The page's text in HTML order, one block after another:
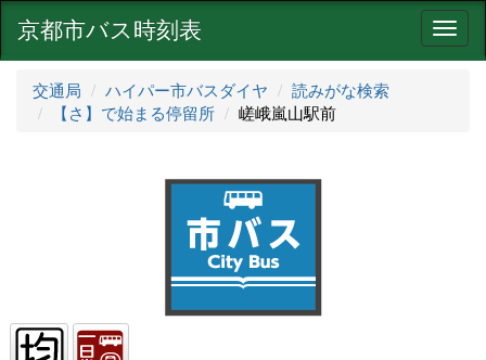
ナ
ビ
京都市バス時刻表
交通局 ハイパー市バスダイヤ
読みがな検索
【さ】で始まる停留所
嵯峨嵐山駅前